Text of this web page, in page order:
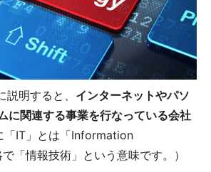
明すると、 インターネットやパソ
に関連する事業を行なっている会社
「IT」とは「Information
「情報技術」という意味です。）